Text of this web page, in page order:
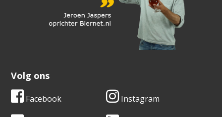
Volg ons
Facebook Instagram